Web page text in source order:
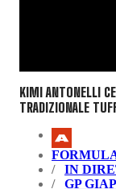
KIMI ANTONELLI
TRADIZIONALE
IN
GP